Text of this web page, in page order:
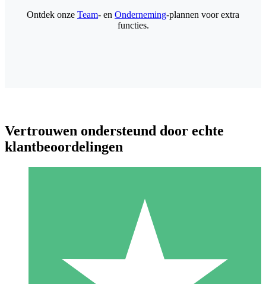
Individuele Creditpakketten
Betaal per gebruik met downloadtegoeden. Geen maandelijkse
Ontdek onze Team- en Onderneming-plannen voor extra
functies.
Vertrouwen ondersteund door echte
klantbeoordelingen